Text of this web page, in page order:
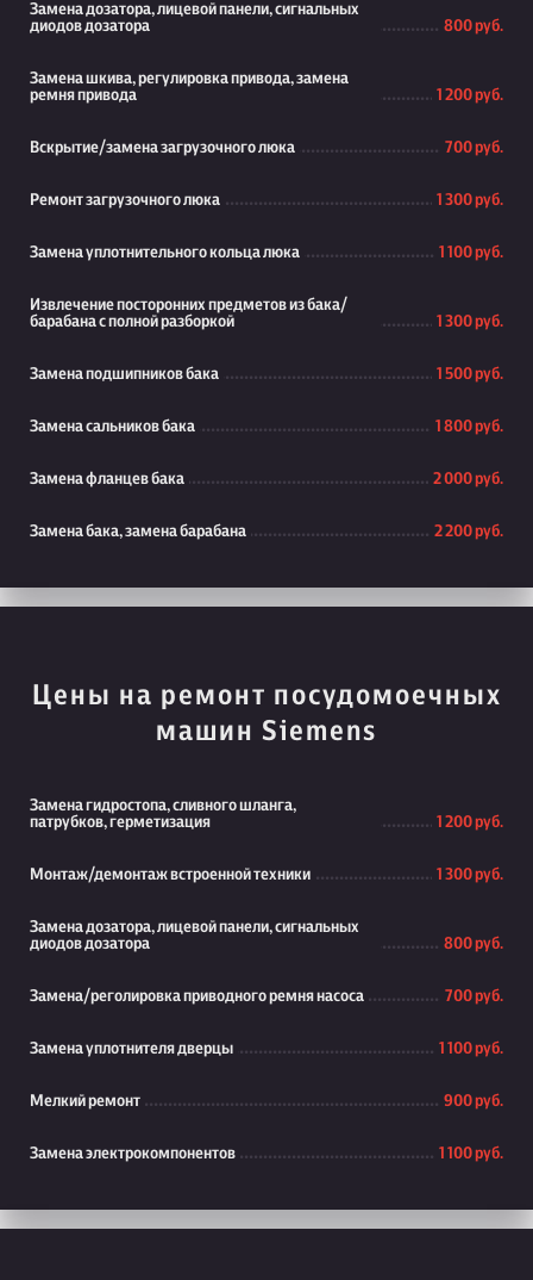
Замена дозатора, лицевой панели, сигнальных
диодов дозатора
800 руб.
Замена шкива, регулировка привода, замена
ремня привода
1 200 руб.
Вскрытие/замена загрузочного люка 700 руб.
Ремонт загрузочного люка 1 300 руб.
Замена уплотнительного кольца люка 1 100 руб.
Извлечение посторонних предметов из бака/
барабана с полной разборкой
1 300 руб.
Замена подшипников бака 1 500 руб.
Замена сальников бака 1 800 руб.
Замена фланцев бака 2 000 руб.
Замена бака, замена барабана 2 200 руб.
Цены на ремонт посудомоечных
машин Siemens
Замена гидростопа, сливного шланга,
патрубков, герметизация
1 200 руб.
Монтаж/демонтаж встроенной техники 1 300 руб.
Замена дозатора, лицевой панели, сигнальных
диодов дозатора
800 руб.
Замена/реголировка приводного ремня насоса 700 руб.
Замена уплотнителя дверцы 1 100 руб.
Мелкий ремонт 900 руб.
Замена электрокомпонентов 1 100 руб.